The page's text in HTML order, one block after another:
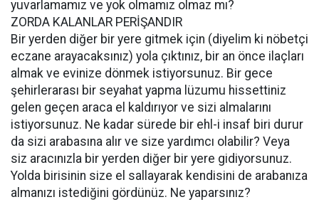
yuvarlamamız ve yok olmamız olmaz mı?
ZORDA KALANLAR PERİŞANDIR
Bir yerden diğer bir yere gitmek için (diyelim ki nöbetçi
eczane arayacaksınız) yola çıktınız, bir an önce ilaçları
almak ve evinize dönmek istiyorsunuz. Bir gece
şehirlerarası bir seyahat yapma lüzumu hissettiniz
gelen geçen araca el kaldırıyor ve sizi almalarını
istiyorsunuz. Ne kadar sürede bir ehl-i insaf biri durur
da sizi arabasına alır ve size yardımcı olabilir? Veya
siz aracınızla bir yerden diğer bir yere gidiyorsunuz.
Yolda birisinin size el sallayarak kendisini de arabanıza
almanızı istediğini gördünüz. Ne yaparsınız?